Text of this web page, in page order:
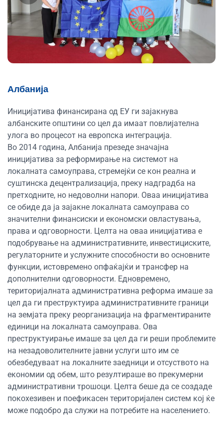
Албанија
Иницијатива финансирана од ЕУ ги зајакнува
албанските општини со цел да имаат повлијателна
улога во процесот на европска интеграција.
Во 2014 година, Албанија презеде значајна
иницијатива за реформирање на системот на
локалната самоуправа, стремејќи се кон реална и
суштинска децентрализација, преку надградба на
претходните, но недоволни напори. Оваа иницијатива
се обиде да ја зајакне локалната самоуправа со
значителни финансиски и економски овластувања,
права и одговорности. Целта на оваа иницијатива е
подобрување на административните, инвестициските,
регулаторните и услужните способности во основните
функции, истовремено опфаќајќи и трансфер на
дополнителни одговорности. Едновремено,
територијалната административна реформа имаше за
цел да ги преструктуира административните граници
на земјата преку реорганизација на фрагментираните
единици на локалната самоуправа. Ова
преструктуирање имаше за цел да ги реши проблемите
на незадоволителните јавни услуги што им се
обезбедуваат на локалните заедници и отсуството на
економии од обем, што резултираше во прекумерни
административни трошоци. Целта беше да се создаде
покохезивен и поефикасен територијален систем кој ќе
може подобро да служи на потребите на населението.